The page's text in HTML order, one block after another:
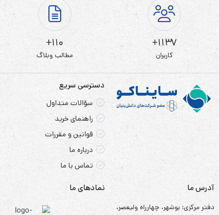
1137+
کاربران
110+
مطالب وبلاگ
دسترسی سریع
سؤالات متداول
راهنمای خرید
قوانین و مقررات
درباره ما
تماس با ما
آدرس ما
دفتر مرکزی: بوشهر، چهارراه ولیعصر،
نمادهای ما